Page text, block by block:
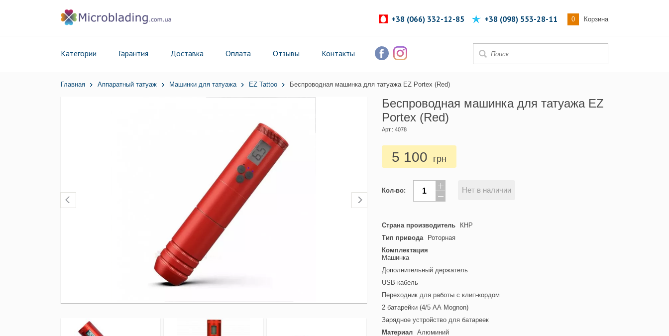
0 Корзина
+38 (066) 332-12-85 +38 (098) 553-28-11
Категории Гарантия Доставка Оплата Отзывы Контакты
Главная Аппаратный татуаж Машинки для татуажа EZ Tattoo Беспроводная машинка для татуажа EZ Portex (Red)
Беспроводная машинка для татуажа EZ
Portex (Red)
Арт.: 4078
5 100 грн
Кол-во: Нет в наличии
Страна производитель
КНР
Тип привода
Роторная
Комплектация
Машинка
Дополнительный держатель
USB-кабель
Переходник для работы с клип-кордом
2 батарейки (4/5 АА Mognon)
Зарядное устройство для батареек
Материал Алюминий